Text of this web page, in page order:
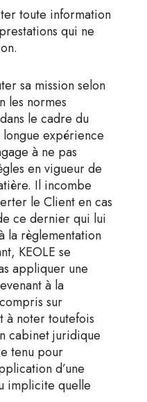
toute information
qui ne
sa mission selon
les normes
le cadre du
longue expérience
à ne pas
en vigueur de
Il incombe
le Client en cas
ce dernier qui lui
la règlementation
KEOLE se
appliquer une
à la
sur
à noter toutefois
cabinet juridique
tenu pour
d’une
implicite quelle